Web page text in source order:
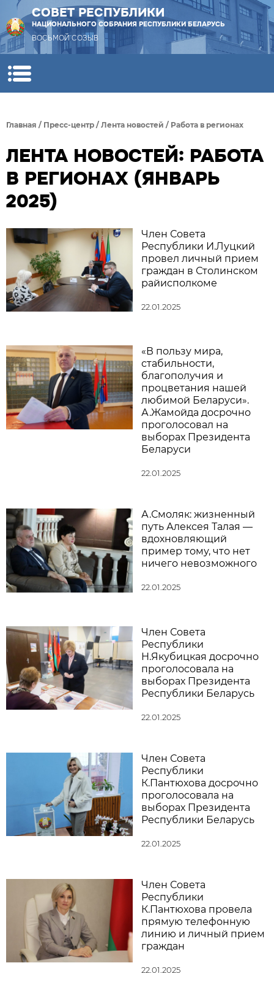
СОВЕТ РЕСПУБЛИКИ
НАЦИОНАЛЬНОГО СОБРАНИЯ РЕСПУБЛИКИ БЕЛАРУСЬ
ВОСЬМОЙ СОЗЫВ
Главная / Пресс-центр / Лента новостей / Работа в регионах
ЛЕНТА НОВОСТЕЙ: РАБОТА
В РЕГИОНАХ (ЯНВАРЬ
2025)
Член Совета
Республики И.Луцкий
провел личный прием
граждан в Столинском
райисполкоме
22.01.2025
«В пользу мира,
стабильности,
благополучия и
процветания нашей
любимой Беларуси».
А.Жамойда досрочно
проголосовал на
выборах Президента
Беларуси
22.01.2025
А.Смоляк: жизненный
путь Алексея Талая —
вдохновляющий
пример тому, что нет
ничего невозможного
22.01.2025
Член Совета
Республики
Н.Якубицкая досрочно
проголосовала на
выборах Президента
Республики Беларусь
22.01.2025
Член Совета
Республики
К.Пантюхова досрочно
проголосовала на
выборах Президента
Республики Беларусь
22.01.2025
Член Совета
Республики
К.Пантюхова провела
прямую телефонную
линию и личный прием
граждан
22.01.2025